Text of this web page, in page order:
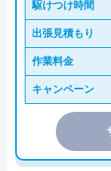
駆けつけ時間
出張見積もり
作業料金
キャンペーン